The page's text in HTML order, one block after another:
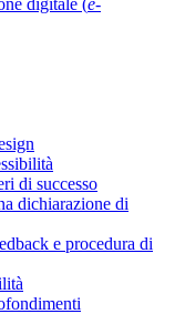
digitale (e-
di successo
dichiarazione di
e procedura di